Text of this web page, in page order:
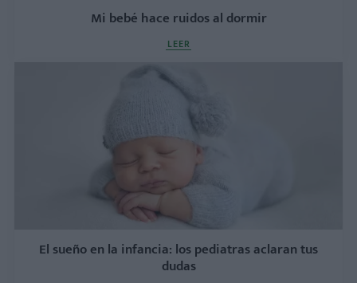
Mi bebé hace ruidos al dormir
LEER
El sueño en la infancia: los pediatras aclaran tus
dudas